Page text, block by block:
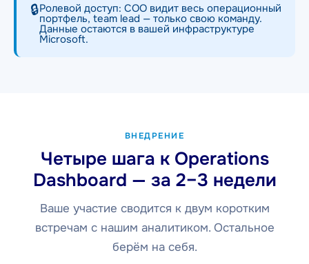
🔒Ролевой доступ: COO видит весь операционный
портфель, team lead — только свою команду.
Данные остаются в вашей инфраструктуре
Microsoft.
ВНЕДРЕНИЕ
Четыре шага к Operations
Dashboard — за 2–3 недели
Ваше участие сводится к двум коротким
встречам с нашим аналитиком. Остальное
берём на себя.